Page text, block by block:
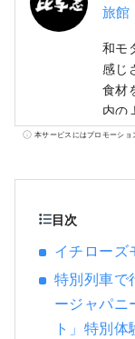
旅館
和モ
感じ
食材
内の
感じ
本サービスにはプロモーショ
目次
イチローズ
特別列⾞で
ージャパニ
ト」特別